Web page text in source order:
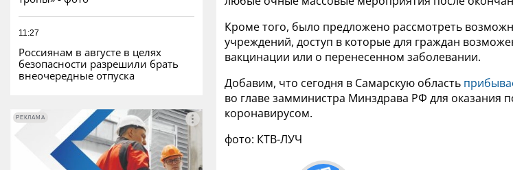
11:27
Россиянам в августе в целях
безопасности разрешили брать
внеочередные отпуска
РЕКЛАМА РЕКЛАМА
Кроме того, было предложено рассмотреть
учреждений, доступ в которые для граждан
вакцинации или о перенесенном заболевании.
Добавим, что сегодня в Самарскую область
во главе замминистра Минздрава РФ для оказания
коронавирусом.
фото: КТВ-ЛУЧ